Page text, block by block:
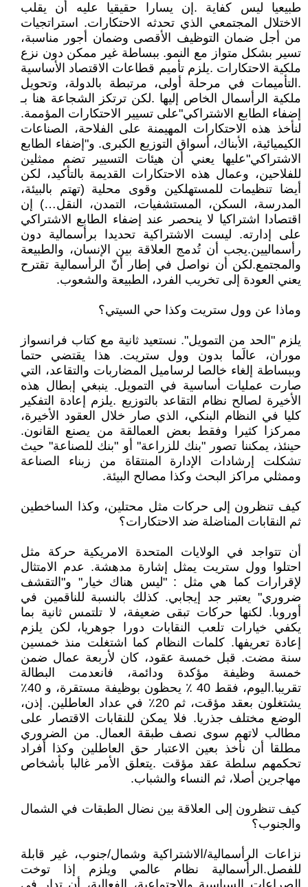
طبيعيا ليس كفاية .إن يسارا حقيقيا عليه أن يقلب
الاختلال المجتمعي الذي تحدثه الاحتكارات. استراتجيات
من أجل ضمان التوظيف الأقصى وضمان أجور مناسبة،
تسير بشكل متواز مع النمو. ببساطة غير ممكن دون نزع
ملكية الاحتكارات .يلزم تأميم قطاعات الاقتصاد الأساسية
.التأميمات في مرحلة أولى، مرتبطة بالدولة، وتحويل
ملكية الرأسمال الخاص إليها .لكن ترتكز الشجاعة هنا بـ
إضفاء الطابع الاشتراكي"على تسيير الاحتكارات المؤممة.
لنأخذ هذه الاحتكارات المهيمنة على الفلاحة، الصناعات
الكيميائية، الأبناك، أسواق التوزيع الكبرى. و"إضفاء الطابع
الاشتراكي"عليها يعني أن هيئات التسيير تضم ممثلين
للفلاحين، وعمال هذه الاحتكارات القديمة بالتأكيد، لكن
أيضا تنظيمات للمستهلكين وقوى محلية (تهتم بالبيئة،
المدرسة، السكن، المستشفيات، التمدن، النقل…) إن
اقتصادا اشتراكيا لا ينحصر عند إضفاء الطابع الاشتراكي
على إدارته. ليست الاشتراكية تحديدا برأسمالية دون
رأسماليين.يجب أن تُدمج العلاقة بين الإنسان، والطبيعة
والمجتمع.لكن أن نواصل في إطار أنّ الرأسمالية تقترح
يعني العودة إلى تخريب الفرد، الطبيعة والشعوب.
وماذا عن وول ستريت وكذا حي السيتي؟
يلزم "الحد من التمويل". نستعيد ثانية مع كتاب فرانسواز
موران، عالَما بدون وول ستريت. هذا يقتضي حتما
وببساطة إلغاء خالصا لرساميل المضاربات والتقاعد، التي
صارت عمليات أساسية في التمويل. ينبغي إبطال هذه
الأخيرة لصالح نظام التقاعد بالتوزيع .يلزم إعادة التفكير
كليا في النظام البنكي، الذي صار خلال العقود الأخيرة،
ممركزا كثيرا وفقط بعض العمالقة من يصنع القانون.
حينئذ، يمكننا تصور "بنك للزراعة" أو "بنك للصناعة" حيث
تشكلت إرشادات الإدارة المنتقاة من زبناء الصناعة
وممثلي مراكز البحث وكذا مصالح البيئة.
كيف تنظرون إلى حركات مثل محتلين، وكذا الساخطين
ثم النقابات المناضلة ضد الاحتكارات؟
أن تتواجد في الولايات المتحدة الامريكية حركة مثل
احتلوا وول ستريت يمثل إشارة مدهشة. عدم الامتثال
لإقرارات كما هي مثل : "ليس هناك خيار" و"التقشف
ضروري" يعتبر جد إيجابي. كذلك بالنسبة للناقمين في
أوروبا. لكنها حركات تبقى ضعيفة، لا تلتمس ثانية بما
يكفي خيارات تلعب النقابات دورا جوهريا، لكن يلزم
إعادة تعريفها. كلمات النظام كما اشتغلت منذ خمسين
سنة مضت. قبل خمسة عقود، كان لأربعة عمال ضمن
خمسة وظيفة مؤكدة ودائمة، فانعدمت البطالة
تقريبا.اليوم، فقط 40 ٪ يحظون بوظيفة مستقرة، و 40٪
يشتغلون بعقد مؤقت، ثم 20٪ في عداد العاطلين. إذن،
الوضع مختلف جذريا. فلا يمكن للنقابات الاقتصار على
مطالب لاتهم سوى نصف طبقة العمال. من الضروري
مطلقا أن نأخذ بعين الاعتبار حق العاطلين وكذا أفراد
تحكمهم سلطة عقد مؤقت .يتعلق الأمر غالبا بأشخاص
مهاجرين أصلا، ثم النساء والشباب.
كيف تنظرون إلى العلاقة بين نضال الطبقات في الشمال
والجنوب؟
نزاعات الرأسمالية/الاشتراكية وشمال/جنوب، غير قابلة
للفصل.الرأسمالية نظام عالمي ويلزم إذا توخت